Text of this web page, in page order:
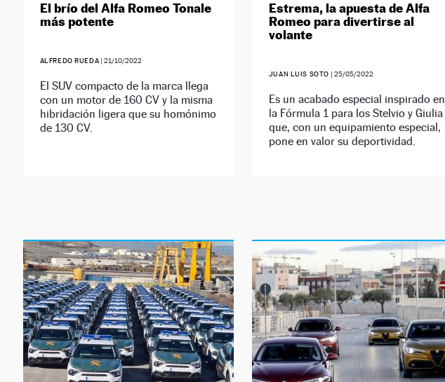
El brío del Alfa Romeo Tonale
más potente
ALFREDO RUEDA |21/10/2022
El SUV compacto de la marca llega
con un motor de 160 CV y la misma
hibridación ligera que su homónimo
de 130 CV.
Estrema, la apuesta de Alfa
Romeo para divertirse al
volante
JUAN LUIS SOTO | 25/05/2022
Es un acabado especial inspirado en
la Fórmula 1 para los Stelvio y Giulia
que, con un equipamiento especial,
pone en valor su deportividad.